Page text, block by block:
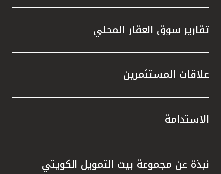
تقارير سوق العقار المحلي
علاقات المستثمرين
الاستدامة
نبذة عن مجموعة بيت التمويل الكويتي